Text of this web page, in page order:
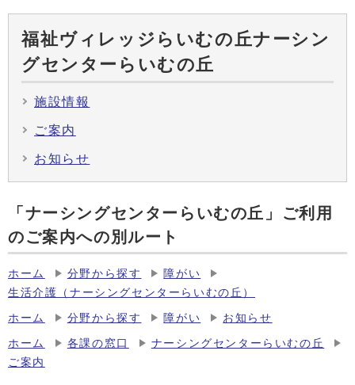
福祉ヴィレッジらいむの丘ナーシン
グセンターらいむの丘
施設情報
ご案内
お知らせ
「ナーシングセンターらいむの丘」ご利用
のご案内への別ルート
ホーム 分野から探す
障がい
生活介護（ナーシングセンターらいむの丘）
ホーム 分野から探す 障がい お知らせ
ホーム 各課の窓口
ナーシングセンターらいむの丘
ご案内